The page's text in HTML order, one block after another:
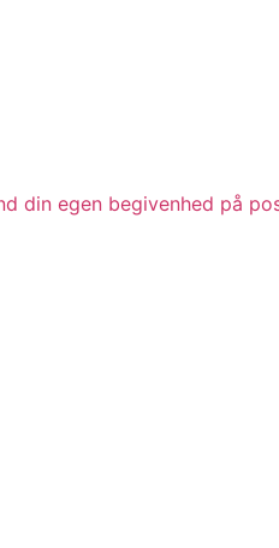
din egen begivenhed på